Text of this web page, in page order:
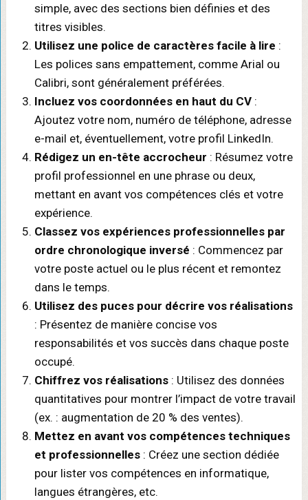
simple, avec des sections bien définies et des
titres visibles.
Utilisez une police de caractères facile à lire :
Les polices sans empattement, comme Arial ou
Calibri, sont généralement préférées.
Incluez vos coordonnées en haut du CV:
Ajoutez votre nom, numéro de téléphone, adresse
e-mail et, éventuellement, votre profil LinkedIn.
Rédigez un en-tête accrocheur : Résumez votre
profil professionnel en une phrase ou deux,
mettant en avant vos compétences clés et votre
expérience.
Classez vos expériences professionnelles par
ordre chronologique inversé : Commencez par
votre poste actuel ou le plus récent et remontez
dans le temps.
Utilisez des puces pour décrire vos réalisations
: Présentez de manière concise vos
responsabilités et vos succès dans chaque poste
occupé.
Chiffrez vos réalisations: Utilisez des données
quantitatives pour montrer l’impact de votre travail
(ex. : augmentation de 20 % des ventes).
Mettez en avant vos compétences techniques
et professionnelles: Créez une section dédiée
pour lister vos compétences en informatique,
langues étrangères, etc.